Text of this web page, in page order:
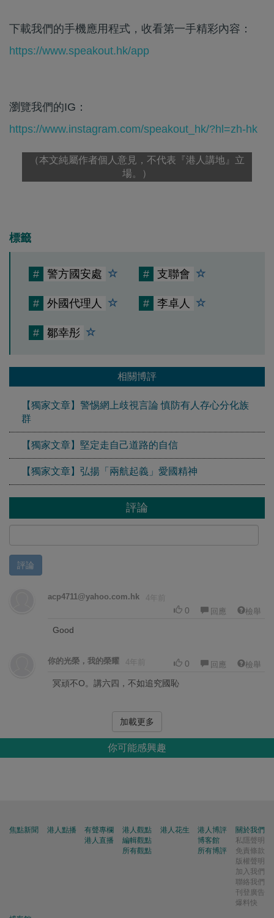
下載我們的手機應用程式，收看第一手精彩內容：
https://www.speakout.hk/app
瀏覽我們的IG：
https://www.instagram.com/speakout_hk/?hl=zh-hk
（本文純屬作者個人意見，不代表『港人講地』立
場。）
標籤
# 警方國安處 # 支聯會
# 外國代理人 # 李卓人
# 鄒幸彤
相關博評
【獨家文章】警惕網上歧視言論 慎防有人存心分化族
群
【獨家文章】堅定走自己道路的自信
【獨家文章】弘揚「兩航起義」愛國精神
評論
評論
acp4711@yahoo.com.hk 4年前
0 回應 檢舉
Good
你的光榮，我的榮耀 4年前 0 回應 檢舉
冥頑不O。講六四，不如追究國恥
加載更多
你可能感興趣
焦點新聞 港人點播
有聲專欄
港人直播
港人觀點
編輯觀點
所有觀點
港人花生
港人博評
博客館
所有博評
關於我們
私隱聲明
免責條款
版權聲明
加入我們
聯絡我們
刊登廣告
爆料快